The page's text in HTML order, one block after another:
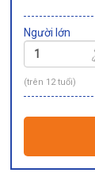
Người lớn
(trên 12 tuổi)